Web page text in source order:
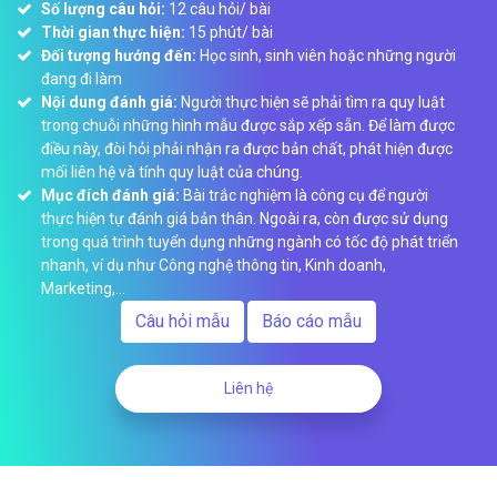
Số lượng câu hỏi: 12 câu hỏi/ bài
Thời gian thực hiện: 15 phút/ bài
Đối tượng hướng đến: Học sinh, sinh viên hoặc những người
đang đi làm
Nội dung đánh giá: Người thực hiện sẽ phải tìm ra quy luật
trong chuỗi những hình mẫu được sắp xếp sẵn. Để làm được
điều này, đòi hỏi phải nhận ra được bản chất, phát hiện được
mối liên hệ và tính quy luật của chúng.
Mục đích đánh giá: Bài trắc nghiệm là công cụ để người
thực hiện tự đánh giá bản thân. Ngoài ra, còn được sử dụng
trong quá trình tuyển dụng những ngành có tốc độ phát triển
nhanh, ví dụ như Công nghệ thông tin, Kinh doanh,
Marketing,...
Câu hỏi mẫu Báo cáo mẫu
Liên hệ